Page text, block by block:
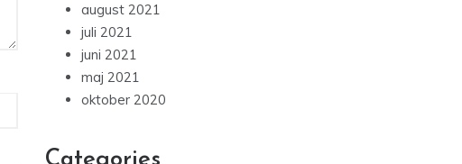
august 2021
juli 2021
juni 2021
maj 2021
oktober 2020